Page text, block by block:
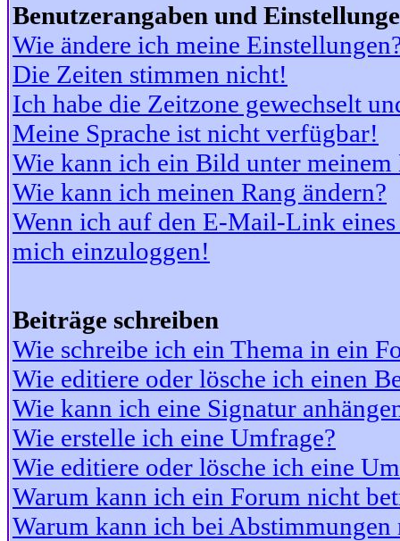
Benutzerangaben und
Wie ändere ich meine
Die Zeiten stimmen nicht!
Ich habe die Zeitzone gewechselt
Meine Sprache ist nicht verfügbar!
Wie kann ich ein Bild unter meinem
Wie kann ich meinen Rang ändern?
Wenn ich auf den E-Mail-Link
mich einzuloggen!
Beiträge schreiben
Wie schreibe ich ein Thema in ein
Wie editiere oder lösche ich einen
Wie kann ich eine Signatur
Wie erstelle ich eine Umfrage?
Wie editiere oder lösche ich eine
Warum kann ich ein Forum nicht
Warum kann ich bei